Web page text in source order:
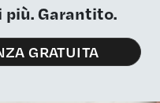
Garantito.
GRATUITA